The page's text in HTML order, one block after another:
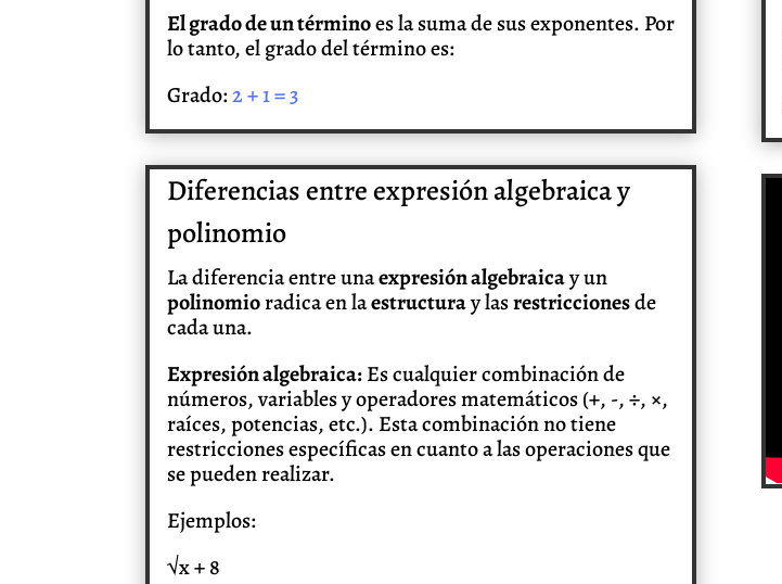
El grado de un términoes la suma de sus exponentes. Por
lo tanto, el grado del término es:
Grado:2 + 1 = 3
Diferencias entre expresión algebraica y
polinomio
La diferencia entre unaexpresión algebraicay un
polinomioradica en laestructuray lasrestriccionesde
cada una.
Expresión algebraica:Es cualquier combinación de
números, variables y operadores matemáticos (+, -, ÷, ×,
raíces, potencias, etc.). Esta combinación no tiene
restricciones específicas en cuanto a las operaciones que
se pueden realizar.
Ejemplos:
√x + 8